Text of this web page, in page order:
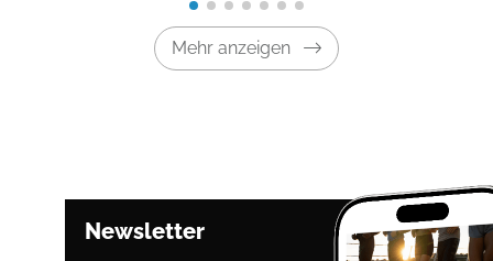
Mehr anzeigen
Newsletter